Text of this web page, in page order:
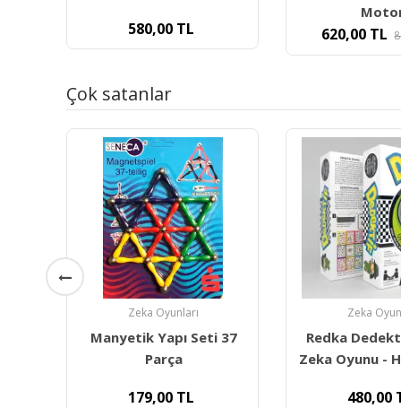
620,00TL 848,18 750,00
Çok satanlar
Zeka Oyunları
Redka Dedektif Akıl Ve
Zeka Oyunu - Hız, Refleks
480,00 TL
Zeka
Redka
600,00